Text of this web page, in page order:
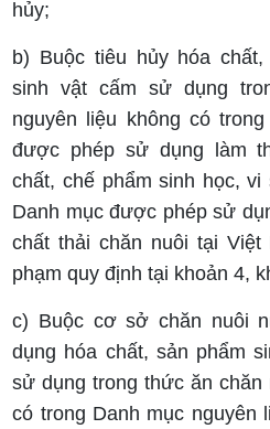
hủy;
b) Buộc tiêu hủy hóa
sinh vật cấm sử dụng
nguyên liệu không có
được phép sử dụng làm
chất, chế phẩm sinh học,
Danh mục được phép sử
chất thải chăn nuôi tại
phạm quy định tại khoản 4,
c) Buộc cơ sở chăn nuôi
dụng hóa chất, sản phẩm
sử dụng trong thức ăn chăn
có trong Danh mục nguyên